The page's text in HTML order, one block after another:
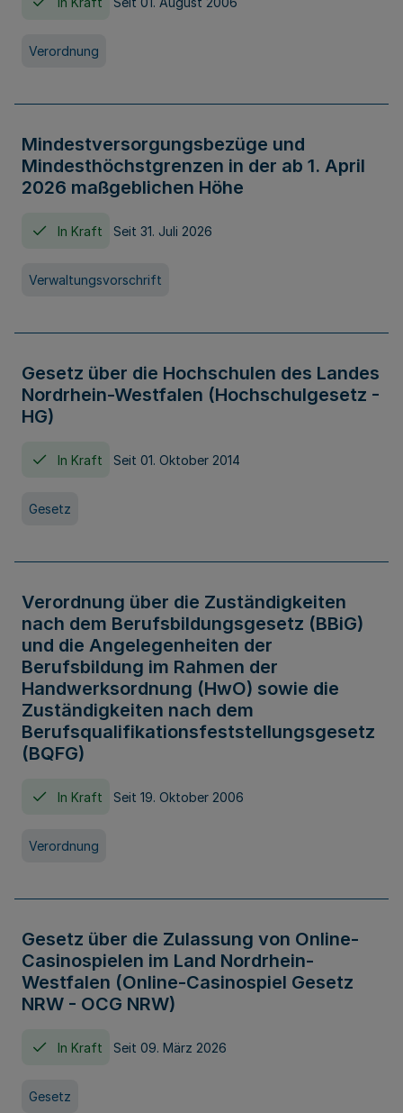
Verordnung
Mindestversorgungsbezüge und
Mindesthöchstgrenzen in der ab 1. April
2026 maßgeblichen Höhe
In Kraft Seit 31. Juli 2026
Verwaltungsvorschrift
Gesetz über die Hochschulen des Landes
Nordrhein-Westfalen (Hochschulgesetz -
HG)
In Kraft Seit 01. Oktober 2014
Gesetz
Verordnung über die Zuständigkeiten
nach dem Berufsbildungsgesetz (BBiG)
und die Angelegenheiten der
Berufsbildung im Rahmen der
Handwerksordnung (HwO) sowie die
Zuständigkeiten nach dem
Berufsqualifikationsfeststellungsgesetz
(BQFG)
In Kraft Seit 19. Oktober 2006
Verordnung
Gesetz über die Zulassung von Online-
Casinospielen im Land Nordrhein-
Westfalen (Online-Casinospiel Gesetz
NRW - OCG NRW)
In Kraft Seit 09. März 2026
Gesetz